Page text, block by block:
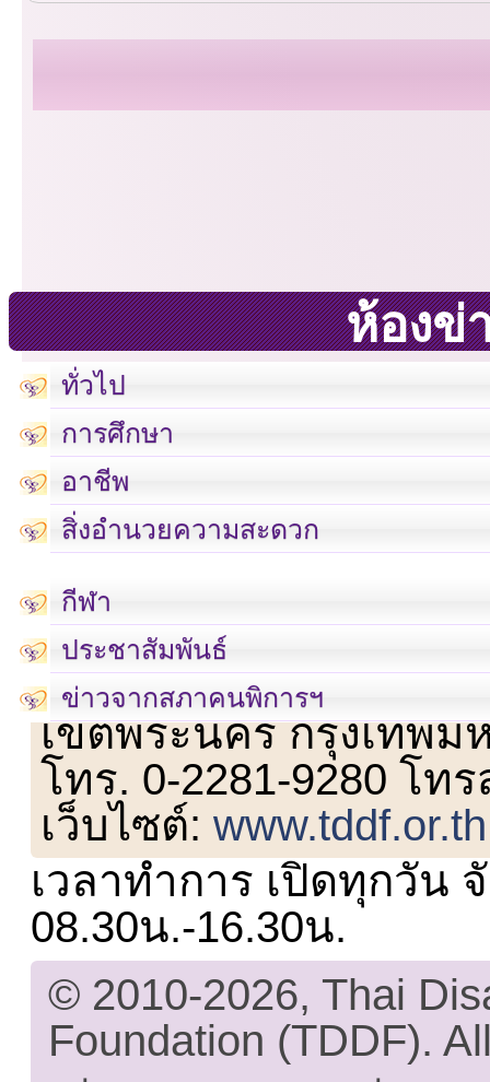
ห้องข่
ทั่วไป
การศึกษา
อาชีพ
สิ่งอำนวยความสะดวก
กีฬา
ประชาสัมพันธ์
ข่าวจากสภาคนพิการฯ
เลขที่ 23 ชั้น 2 ถนนวิ
เขตพระนคร กรุงเทพม
โทร. 0-2281-9280 โท
เว็บไซต์:www.tddf.or.th
เวลาทำการ เปิดทุกวัน
08.30น.-16.30น.
© 2010-2026, Thai
Foundation (TDDF).